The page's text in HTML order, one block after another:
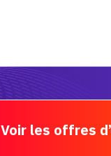
Voir les offres